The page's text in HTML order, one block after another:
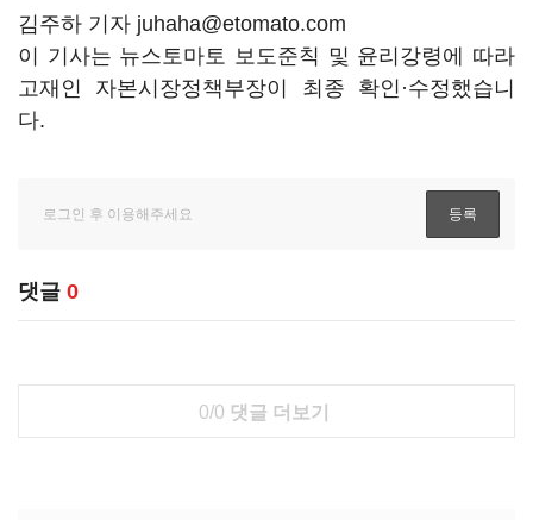
김주하 기자 juhaha@etomato.com
이 기사는 뉴스토마토 보도준칙 및 윤리강령에 따라
고재인 자본시장정책부장이 최종 확인·수정했습니
다.
댓글 0
0/0 댓글 더보기